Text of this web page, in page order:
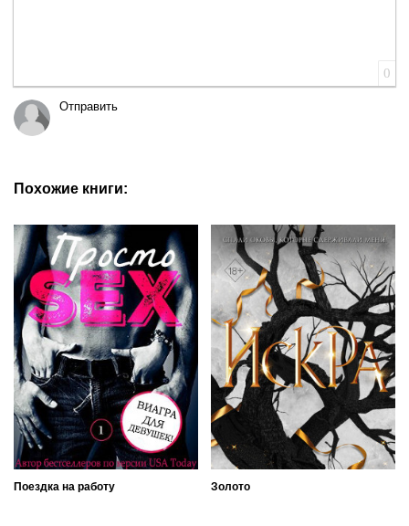
0
Отправить
Похожие книги:
Поездка на работу Золото